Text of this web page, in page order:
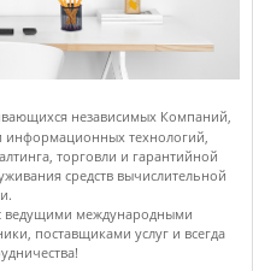
независимых Компаний,
информационных технологий,
торговли и гарантийной
средств вычислительной
ведущими международными
поставщиками услуг и всегда